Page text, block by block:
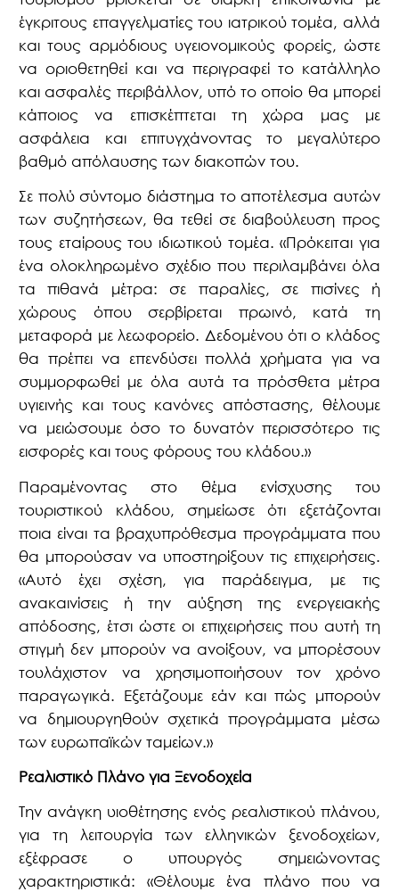
έγκριτους επαγγελματίες του ιατρικού τομέα, αλλά
και τους αρμόδιους υγειονομικούς φορείς, ώστε
να οριοθετηθεί και να περιγραφεί το κατάλληλο
και ασφαλές περιβάλλον, υπό το οποίο θα μπορεί
κάποιος να επισκέπτεται τη χώρα μας με
ασφάλεια και επιτυγχάνοντας το μεγαλύτερο
βαθμό απόλαυσης των διακοπών του.
Σε πολύ σύντομο διάστημα το αποτέλεσμα αυτών
των συζητήσεων, θα τεθεί σε διαβούλευση προς
τους εταίρους του ιδιωτικού τομέα. «Πρόκειται για
ένα ολοκληρωμένο σχέδιο που περιλαμβάνει όλα
τα πιθανά μέτρα: σε παραλίες, σε πισίνες ή
χώρους όπου σερβίρεται πρωινό, κατά τη
μεταφορά με λεωφορείο. Δεδομένου ότι ο κλάδος
θα πρέπει να επενδύσει πολλά χρήματα για να
συμμορφωθεί με όλα αυτά τα πρόσθετα μέτρα
υγιεινής και τους κανόνες απόστασης, θέλουμε
να μειώσουμε όσο το δυνατόν περισσότερο τις
εισφορές και τους φόρους του κλάδου.»
Παραμένοντας στο θέμα ενίσχυσης του
τουριστικού κλάδου, σημείωσε ότι εξετάζονται
ποια είναι τα βραχυπρόθεσμα προγράμματα που
θα μπορούσαν να υποστηρίξουν τις επιχειρήσεις.
«Αυτό έχει σχέση, για παράδειγμα, με τις
ανακαινίσεις ή την αύξηση της ενεργειακής
απόδοσης, έτσι ώστε οι επιχειρήσεις που αυτή τη
στιγμή δεν μπορούν να ανοίξουν, να μπορέσουν
τουλάχιστον να χρησιμοποιήσουν τον χρόνο
παραγωγικά. Εξετάζουμε εάν και πώς μπορούν
να δημιουργηθούν σχετικά προγράμματα μέσω
των ευρωπαϊκών ταμείων.»
Ρεαλιστικό Πλάνο για Ξενοδοχεία
Την ανάγκη υιοθέτησης ενός ρεαλιστικού πλάνου,
για τη λειτουργία των ελληνικών ξενοδοχείων,
εξέφρασε ο υπουργός σημειώνοντας
χαρακτηριστικά: «Θέλουμε ένα πλάνο που να